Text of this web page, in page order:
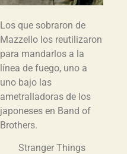
Los que sobraron de
Mazzello los reutilizaron
para mandarlos a la
línea de fuego, uno a
uno bajo las
ametralladoras de los
japoneses en Band of
Brothers.
Stranger Things